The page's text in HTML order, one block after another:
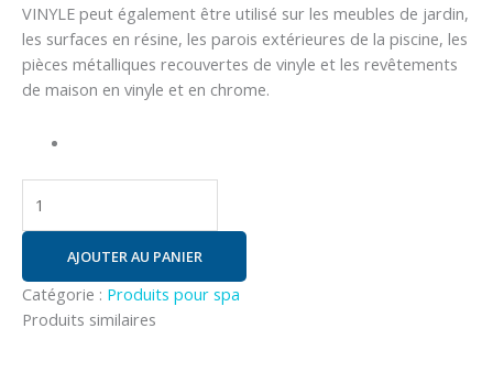
VINYLE peut également être utilisé sur les meubles de jardin,
les surfaces en résine, les parois extérieures de la piscine, les
pièces métalliques recouvertes de vinyle et les revêtements
de maison en vinyle et en chrome.
AJOUTER AU PANIER
Catégorie : Produits pour spa
Produits similaires